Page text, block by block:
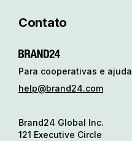
Contato
Para cooperativas e ajuda
help@brand24.com
Brand24 Global Inc.
121 Executive Circle